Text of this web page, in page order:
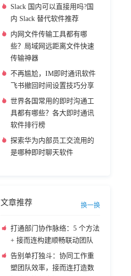
Slack 国内可以直接用吗?国
内 Slack 替代软件推荐
内网文件传输工具都有哪
些？局域网远距离文件快速
传输神器
不再尴尬，IM即时通讯软件
飞书撤回时间设置技巧分享
世界各国常用的即时沟通工
具都有哪些？各大即时通讯
软件排行榜
探索华为内部员工交流用的
是哪种即时聊天软件
文章推荐 换一换
打通部门协作脉络：5 个方法
+ 接而连构建顺畅联动团队
告别单打独斗：协同工作重
塑团队效率，接而连打造数